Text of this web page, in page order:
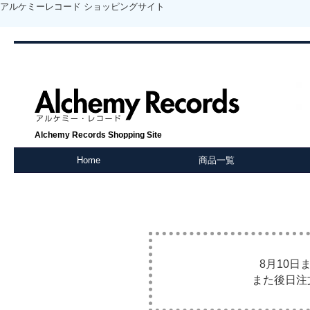
アルケミーレコード ショッピングサイト
Alchemy Records Shopping Site
Home 商品一覧
8月10日
また後日